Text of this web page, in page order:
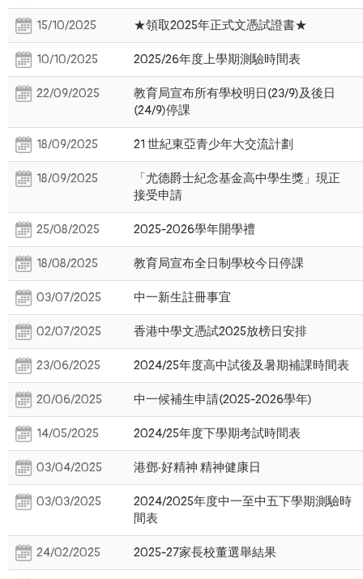
15/10/2025 ★領取2025年正式文憑試證書★
10/10/2025 2025/26年度上學期測驗時間表
22/09/2025
教育局宣布所有學校明日(23/9)及後日
(24/9)停課
18/09/2025 21 世紀東亞青少年大交流計劃
18/09/2025
「尤德爵士紀念基金高中學生獎」現正
接受申請
25/08/2025 2025-2026學年開學禮
18/08/2025 教育局宣布全日制學校今日停課
03/07/2025 中一新生註冊事宜
02/07/2025 香港中學文憑試2025放榜日安排
23/06/2025 2024/25年度高中試後及暑期補課時間表
20/06/2025 中一候補生申請(2025-2026學年)
14/05/2025 2024/25年度下學期考試時間表
03/04/2025 港鄧‧好精神 精神健康日
03/03/2025
2024/2025年度中一至中五下學期測驗時
間表
24/02/2025 2025-27家長校董選舉結果